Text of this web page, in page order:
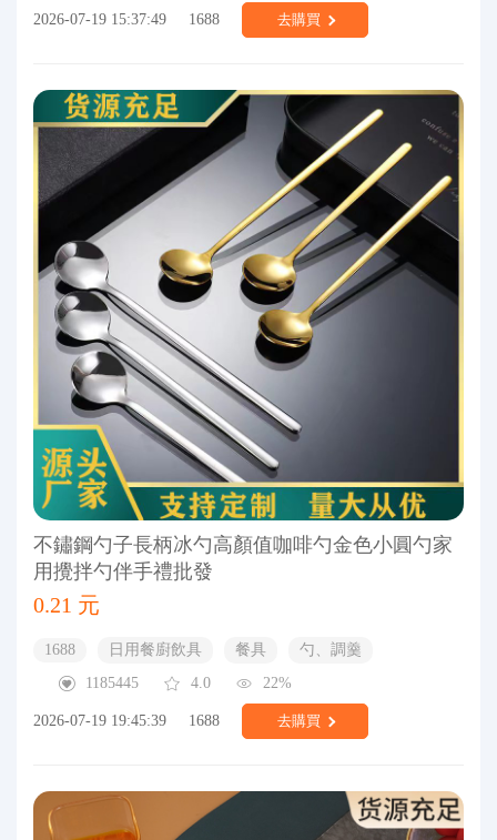
2026-07-19 15:37:49 1688 去購買
不鏽鋼勺子長柄冰勺高顏值咖啡勺金色小圓勺家
用攪拌勺伴手禮批發
0.21 元
1688 日用餐廚飲具 餐具
勺、調羹
1185445
4.0 22%
2026-07-19 19:45:39 1688 去購買